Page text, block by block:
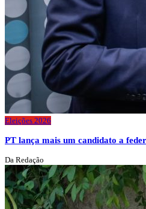
Eleições 2026
PT lança mais um candidato a
Da Redação